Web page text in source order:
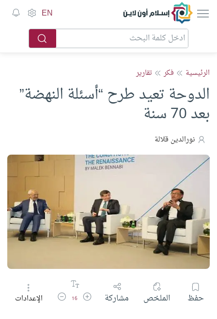
إسلام أون لاين EN
الرئيسية فكر تقارير
الدوحة تعيد طرح “أسئلة النهضة”
بعد 70 سنة
نورالدين قلالة
حفظ الملخص مشاركة زيادة حجم الخط
16 تقليل حجم الخط
الإعدادات